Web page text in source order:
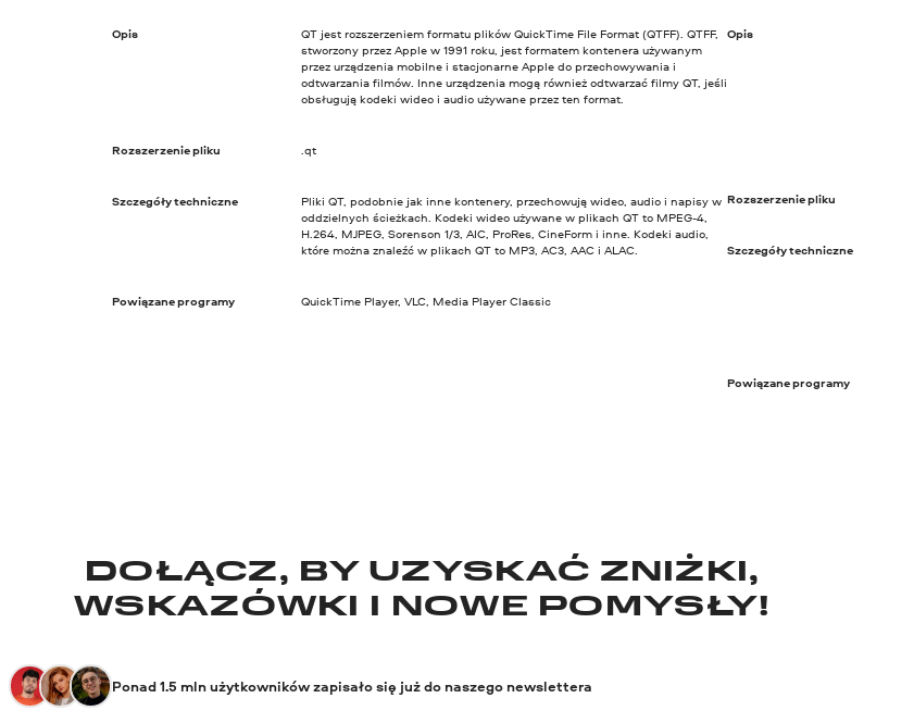
Opis
QT jest rozszerzeniem formatu plików QuickTime File Format (QTFF). QTFF,
stworzony przez Apple w 1991 roku, jest formatem kontenera używanym
przez urządzenia mobilne i stacjonarne Apple do przechowywania i
odtwarzania filmów. Inne urządzenia mogą również odtwarzać filmy QT, jeśli
obsługują kodeki wideo i audio używane przez ten format.
Rozszerzenie pliku .qt
Szczegóły techniczne
Pliki QT, podobnie jak inne kontenery, przechowują wideo, audio i napisy w
oddzielnych ścieżkach. Kodeki wideo używane w plikach QT to MPEG-4,
H.264, MJPEG, Sorenson 1/3, AIC, ProRes, CineForm i inne. Kodeki audio,
które można znaleźć w plikach QT to MP3, AC3, AAC i ALAC.
Powiązane programy QuickTime Player, VLC, Media Player Classic
Opis
Rozszerzenie pliku
Szczegóły techniczne
Powiązane programy
DOŁĄCZ, BY UZYSKAĆ ZNIŻKI,
WSKAZÓWKI I NOWE POMYSŁY!
Ponad 1.5 mln użytkowników zapisało się już do naszego newslettera